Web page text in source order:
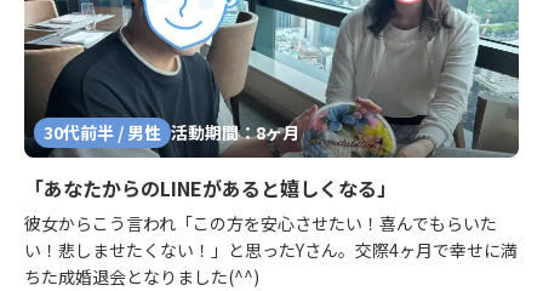
30代前半 / 男性 活動期間：8ヶ月
「あなたからのLINEがあると嬉しくなる」
彼女からこう言われ「この方を安心させたい！喜んでもらいた
い！悲しませたくない！」と思ったYさん。交際4ヶ月で幸せに満
ちた成婚退会となりました(^^)